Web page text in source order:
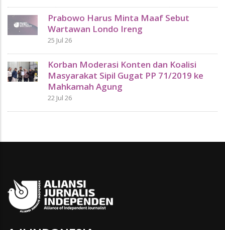
Prabowo Harus Minta Maaf Sebut
Wartawan Londo Ireng
25 Jul 26
Korban Moderasi Konten dan Koalisi
Masyarakat Sipil Gugat PP 71/2019 ke
Mahkamah Agung
22 Jul 26